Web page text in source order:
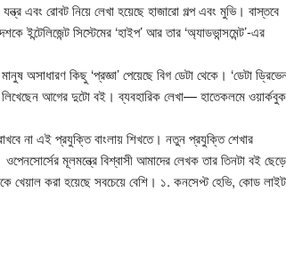
এবং রোবট নিয়ে লেখা হয়েছে হাজারো গল্প এবং মুভি। বাস্তবে
সিস্টেমের ‘হাইপ’ আর তার ‘অ্যাডভান্সমেন্ট’-এর
অসাধারণ কিছু ‘প্রজ্ঞা’ পেয়েছে বিগ ডেটা থেকে। ‘ডেটা
লিখেছেন আগের দুটো বই। ব্যবহারিক লেখা— হাতেকলমে ওয়ার্কবুক
না এই প্রযুক্তি বাংলায় শিখতে। নতুন প্রযুক্তি শেখার
মূলমন্ত্রে বিশ্বাসী আমাদের লেখক তার তিনটা বই ছেড়ে
খেয়াল করা হয়েছে সবচেয়ে বেশি। ১. কনসেপ্ট হেভি, কোড